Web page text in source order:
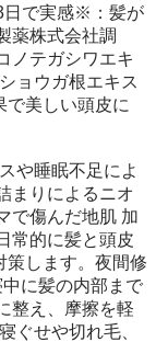
日で実感※：髪が
薬株式会社調
ノテガシワエキ
ョウガ根エキス
で美しい頭皮に
まりによるニオ
で傷んだ地肌 加
常的に髪と頭皮
策します。夜間修
に髪の内部まで
整え、摩擦を軽
ぐせや切れ毛、